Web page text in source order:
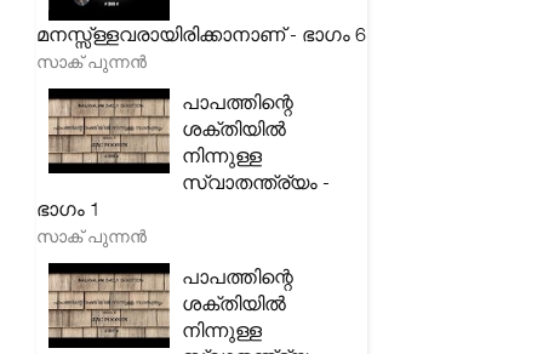
മനസ്സ്ള്ളവരായിരിക്കാനാണ് - ഭാഗം 6
സാക് പുന്നൻ
പാപത്തിന്റെ
ശക്തിയിൽ
നിന്നുള്ള
സ്വാതന്ത്ര്യം -
ഭാഗം 1
സാക് പുന്നൻ
പാപത്തിന്റെ
ശക്തിയിൽ
നിന്നുള്ള